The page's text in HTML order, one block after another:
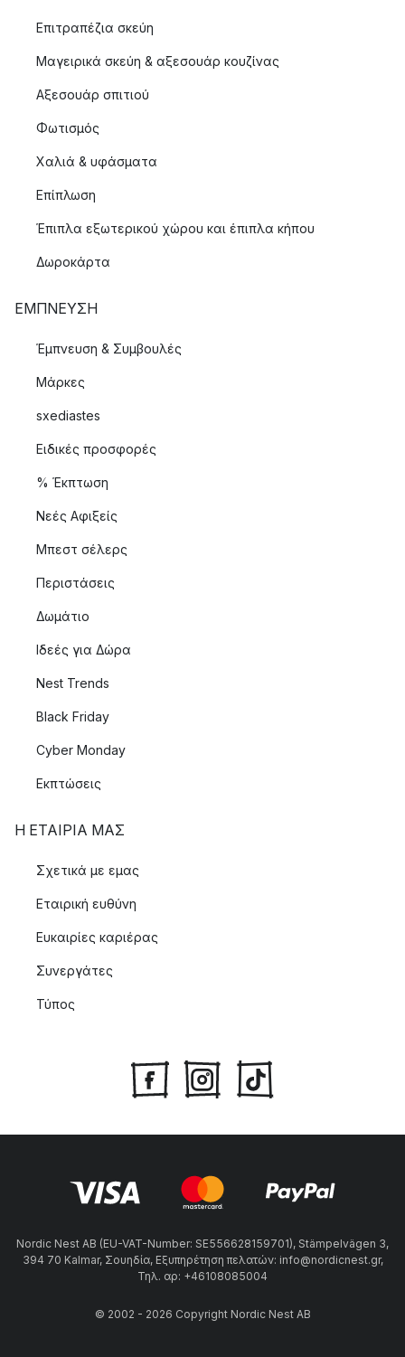
Επιτραπέζια σκεύη
Μαγειρικά σκεύη & αξεσουάρ κουζίνας
Αξεσουάρ σπιτιού
Φωτισμός
Χαλιά & υφάσματα
Επίπλωση
Έπιπλα εξωτερικού χώρου και έπιπλα κήπου
Δωροκάρτα
ΈΜΠΝΕΥΣΗ
Έμπνευση & Συμβουλές
Μάρκες
sxediastes
Ειδικές προσφορές
% Έκπτωση
Νεές Αφιξείς
Μπεστ σέλερς
Περιστάσεις
Δωμάτιο
Ιδεές για Δώρα
Nest Trends
Black Friday
Cyber Monday
Εκπτώσεις
Η ΕΤΑΊΡΙΑ ΜΑΣ
Σχετικά με εμας
Εταιρική ευθύνη
Ευκαιρίες καριέρας
Συνεργάτες
Τύπος
Nordic Nest AB (EU-VAT-Number: SE556628159701), Stämpelvägen 3,
394 70 Kalmar, Σουηδία, Εξυπηρέτηση πελατών: info@nordicnest.gr,
Τηλ. αρ: +46108085004
© 2002 - 2026 Copyright Nordic Nest AB